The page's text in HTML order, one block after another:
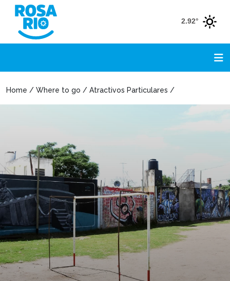
2.92°
Home / Where to go / Atractivos Particulares /